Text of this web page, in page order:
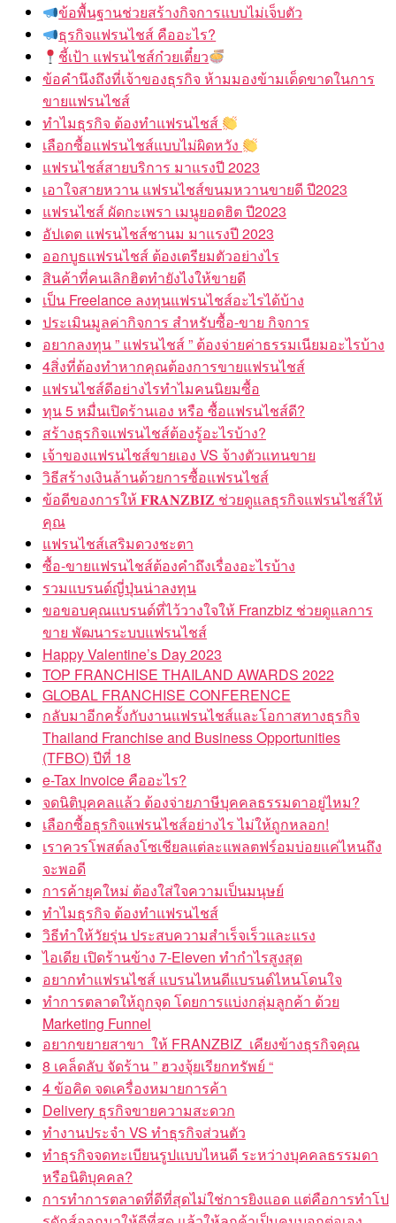
ข้อพื้นฐานช่วยสร้างกิจการแบบไม่เจ็บตัว
ธุรกิจแฟรนไชส์ คืออะไร?
ชี้เป้า แฟรนไชส์ก๋วยเตี๋ยว
ข้อคำนึงถึงที่เจ้าของธุรกิจ ห้ามมองข้ามเด็ดขาดในการ
ขายแฟรนไชส์
ทำไมธุรกิจ ต้องทำแฟรนไชส์
เลือกซื้อแฟรนไชส์แบบไม่ผิดหวัง
แฟรนไชส์สายบริการ มาแรงปี 2023
เอาใจสายหวาน แฟรนไชส์ขนมหวานขายดี ปี2023
แฟรนไชส์ ผัดกะเพรา เมนูยอดฮิต ปี2023
อัปเดต แฟรนไชส์ชานม มาแรงปี 2023
ออกบูธแฟรนไชส์ ต้องเตรียมตัวอย่างไร
สินค้าที่คนเลิกฮิตทำยังไงให้ขายดี
เป็น Freelance ลงทุนแฟรนไชส์อะไรได้บ้าง
ประเมินมูลค่ากิจการ สำหรับซื้อ-ขาย กิจการ
อยากลงทุน ” แฟรนไชส์ ” ต้องจ่ายค่าธรรมเนียมอะไรบ้าง
4สิ่งที่ต้องทำหากคุณต้องการขายแฟรนไชส์
แฟรนไชส์ดีอย่างไรทำไมคนนิยมซื้อ
ทุน 5 หมื่นเปิดร้านเอง หรือ ซื้อแฟรนไชส์ดี?
สร้างธุรกิจแฟรนไชส์ต้องรู้อะไรบ้าง?
เจ้าของแฟรนไชส์ขายเอง VS จ้างตัวแทนขาย
วิธีสร้างเงินล้านด้วยการซื้อแฟรนไชส์
ข้อดีของการให้ 𝐅𝐑𝐀𝐍𝐙𝐁𝐈𝐙 ช่วยดูแลธุรกิจแฟรนไชส์ให้
คุณ
แฟรนไชส์เสริมดวงชะตา
ซื้อ-ขายแฟรนไชส์ต้องคำถึงเรื่องอะไรบ้าง
รวมแบรนด์ญี่ปุ่นน่าลงทุน
ขอขอบคุณแบรนด์ที่ไว้วางใจให้ Franzbiz ช่วยดูแลการ
ขาย พัฒนาระบบแฟรนไชส์
Happy Valentine’s Day 2023
TOP FRANCHISE THAILAND AWARDS 2022
GLOBAL FRANCHISE CONFERENCE
กลับมาอีกครั้งกับงานแฟรนไชส์และโอกาสทางธุรกิจ
Thailand Franchise and Business Opportunities
(TFBO) ปีที่ 18
e-Tax Invoice คืออะไร?
จดนิติบุคคลแล้ว ต้องจ่ายภาษีบุคคลธรรมดาอยู่ไหม?
เลือกซื้อธุรกิจแฟรนไชส์อย่างไร ไม่ให้ถูกหลอก!
เราควรโพสต์ลงโซเชียลแต่ละแพลตฟร์อมบ่อยแค่ไหนถึง
จะพอดี
การค้ายุคใหม่ ต้องใส่ใจความเป็นมนุษย์
ทำไมธุรกิจ ต้องทำแฟรนไชส์
วิธีทำให้วัยรุ่น ประสบความสำเร็จเร็วและแรง
ไอเดีย เปิดร้านข้าง 7-Eleven ทำกำไรสูงสุด
อยากทำแฟรนไชส์ แบรนไหนดีแบรนด์ไหนโดนใจ
ทำการตลาดให้ถูกจุด โดยการแบ่งกลุ่มลูกค้า ด้วย
Marketing Funnel
อยากขยายสาขา ให้ FRANZBIZ เคียงข้างธุรกิจคุณ
8 เคล็ดลับ จัดร้าน ” ฮวงจุ้ยเรียกทรัพย์ “
4 ข้อคิด จดเครื่องหมายการค้า
Delivery ธุรกิจขายความสะดวก
ทำงานประจำ VS ทำธุรกิจส่วนตัว
ทำธุรกิจจดทะเบียนรูปแบบไหนดี ระหว่างบุคคลธรรมดา
หรือนิติบุคคล?
การทำการตลาดที่ดีที่สุดไม่ใช่การยิงแอด แต่คือการทำโป